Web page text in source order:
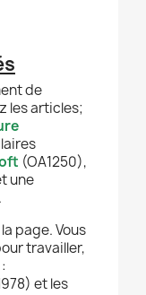
de
les articles;
(OA1250),
une
page. Vous
travailler,
et les